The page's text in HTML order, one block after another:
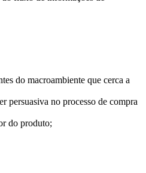
do macroambiente que cerca a
persuasiva no processo de compra
do produto;